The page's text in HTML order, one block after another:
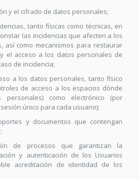
y el cifrado de datos personales;
tanto físicas como técnicas, en
las incidencias que afecten a los
así como mecanismos para restaurar
el acceso a los datos personales de
de incidencia;
a los datos personales, tanto físico
de acceso a los espacios dónde
como electrónico (por
único para cada usuario);
y documentos que contengan
de procesos que garantizan la
y autenticación de los Usuarios
acreditación de identidad de los